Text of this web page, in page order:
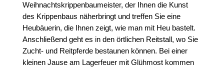
Weihnachtskrippenbaumeister, der Ihnen die Kunst
des Krippenbaus näherbringt und treffen Sie eine
Heubäuerin, die Ihnen zeigt, wie man mit Heu bastelt.
Anschließend geht es in den örtlichen Reitstall, wo Sie
Zucht- und Reitpferde bestaunen können. Bei einer
kleinen Jause am Lagerfeuer mit Glühmost kommen